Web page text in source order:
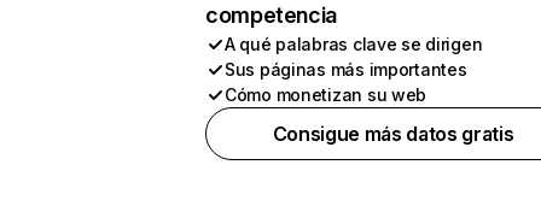
competencia
A qué palabras clave se dirigen
Sus páginas más importantes
Cómo monetizan su web
Consigue más datos gratis